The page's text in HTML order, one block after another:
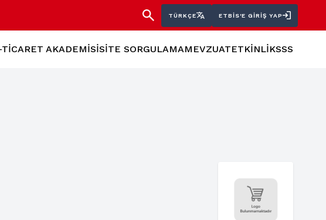
TÜRKÇE ETBİS'E GIRIŞ YAP
TİCARET AKADEMİSİSİTE SORGULAMAMEVZUATETKİNLİKSSS